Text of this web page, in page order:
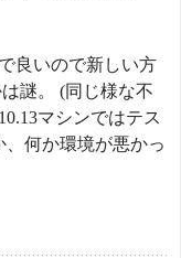
良いので新しい方
謎。 (同じ様な不
マシンではテス
、何か環境が悪かっ